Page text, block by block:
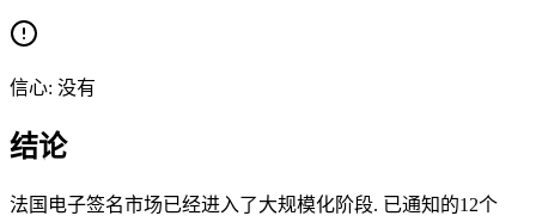
信心: 没有
结论
法国电子签名市场已经进入了大规模化阶段. 已通知的12个